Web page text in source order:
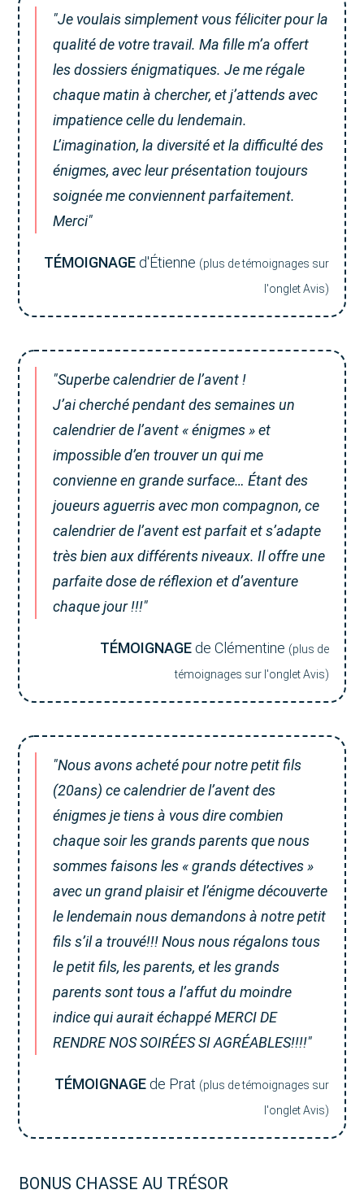
"Je voulais simplement vous féliciter pour la
qualité de votre travail. Ma fille m’a offert
les dossiers énigmatiques. Je me régale
chaque matin à chercher, et j’attends avec
impatience celle du lendemain.
L’imagination, la diversité et la difficulté des
énigmes, avec leur présentation toujours
soignée me conviennent parfaitement.
Merci"
TÉMOIGNAGE d'Étienne (plus de témoignages sur
l'onglet Avis)
"Superbe calendrier de l’avent !
J’ai cherché pendant des semaines un
calendrier de l’avent « énigmes » et
impossible d’en trouver un qui me
convienne en grande surface… Étant des
joueurs aguerris avec mon compagnon, ce
calendrier de l’avent est parfait et s’adapte
très bien aux différents niveaux. Il offre une
parfaite dose de réflexion et d’aventure
chaque jour !!!"
TÉMOIGNAGE de Clémentine (plus de
témoignages sur l'onglet Avis)
"Nous avons acheté pour notre petit fils
(20ans) ce calendrier de l’avent des
énigmes je tiens à vous dire combien
chaque soir les grands parents que nous
sommes faisons les « grands détectives »
avec un grand plaisir et l’énigme découverte
le lendemain nous demandons à notre petit
fils s’il a trouvé!!! Nous nous régalons tous
le petit fils, les parents, et les grands
parents sont tous a l’affut du moindre
indice qui aurait échappé MERCI DE
RENDRE NOS SOIRÉES SI AGRÉABLES!!!!"
TÉMOIGNAGE de Prat (plus de témoignages sur
l'onglet Avis)
BONUS CHASSE AU TRÉSOR